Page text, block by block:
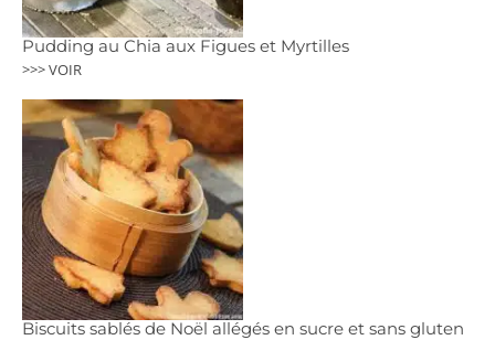
Pudding au Chia aux Figues et Myrtilles
>>> VOIR
Biscuits sablés de Noël allégés en sucre et sans gluten